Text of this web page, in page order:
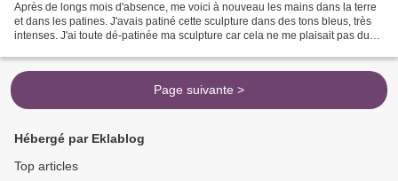
Après de longs mois d'absence, me voici à nouveau les mains dans la terre
et dans les patines. J'avais patiné cette sculpture dans des tons bleus, très
intenses. J'ai toute dé-patinée ma sculpture car cela ne me plaisait pas du
Page suivante >
Hébergé par Eklablog
Top articles